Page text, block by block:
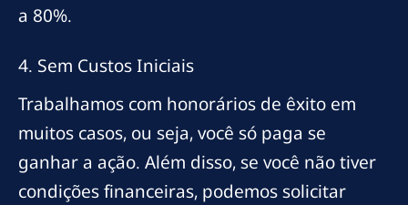
a 80%.
4. Sem Custos Iniciais
Trabalhamos com honorários de êxito em
muitos casos, ou seja, você só paga se
ganhar a ação. Além disso, se você não tiver
condições financeiras, podemos solicitar